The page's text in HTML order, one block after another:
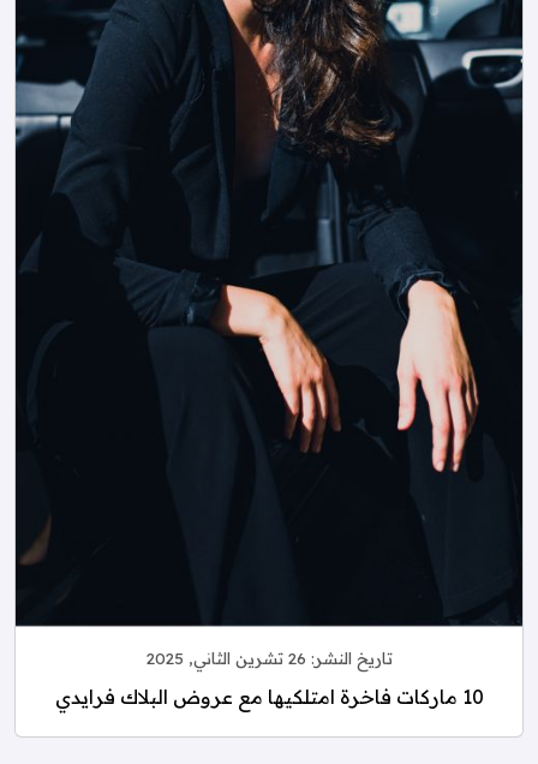
تاريخ النشر: 26 تشرين الثاني, 2025
10 ماركات فاخرة امتلكيها مع عروض البلاك فرايدي